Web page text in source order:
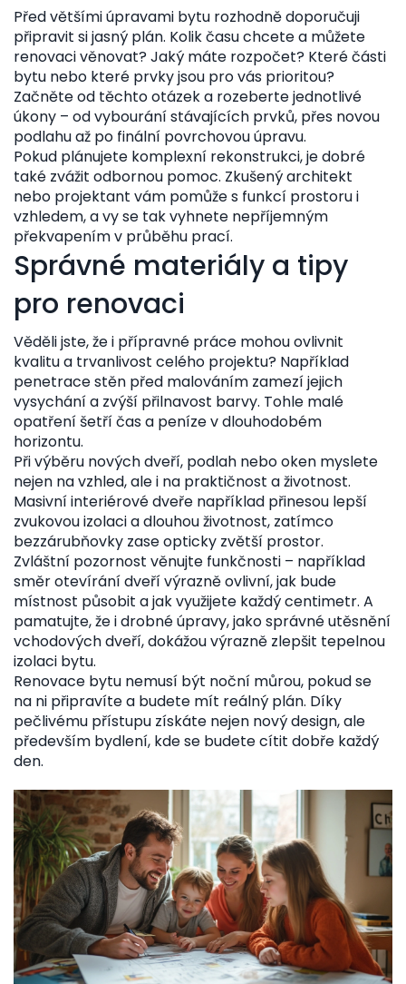
Před většími úpravami bytu rozhodně doporučuji
připravit si jasný plán. Kolik času chcete a můžete
renovaci věnovat? Jaký máte rozpočet? Které části
bytu nebo které prvky jsou pro vás prioritou?
Začněte od těchto otázek a rozeberte jednotlivé
úkony – od vybourání stávajících prvků, přes novou
podlahu až po finální povrchovou úpravu.
Pokud plánujete komplexní rekonstrukci, je dobré
také zvážit odbornou pomoc. Zkušený architekt
nebo projektant vám pomůže s funkcí prostoru i
vzhledem, a vy se tak vyhnete nepříjemným
překvapením v průběhu prací.
Správné materiály a tipy
pro renovaci
Věděli jste, že i přípravné práce mohou ovlivnit
kvalitu a trvanlivost celého projektu? Například
penetrace stěn před malováním zamezí jejich
vysychání a zvýší přilnavost barvy. Tohle malé
opatření šetří čas a peníze v dlouhodobém
horizontu.
Při výběru nových dveří, podlah nebo oken myslete
nejen na vzhled, ale i na praktičnost a životnost.
Masivní interiérové dveře například přinesou lepší
zvukovou izolaci a dlouhou životnost, zatímco
bezzárubňovky zase opticky zvětší prostor.
Zvláštní pozornost věnujte funkčnosti – například
směr otevírání dveří výrazně ovlivní, jak bude
místnost působit a jak využijete každý centimetr. A
pamatujte, že i drobné úpravy, jako správné utěsnění
vchodových dveří, dokážou výrazně zlepšit tepelnou
izolaci bytu.
Renovace bytu nemusí být noční můrou, pokud se
na ni připravíte a budete mít reálný plán. Díky
pečlivému přístupu získáte nejen nový design, ale
především bydlení, kde se budete cítit dobře každý
den.